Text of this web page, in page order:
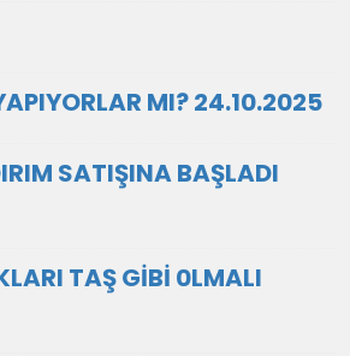
MI? 24.10.2025
SATIŞINA BAŞLADI
TAŞ GİBİ 0LMALI